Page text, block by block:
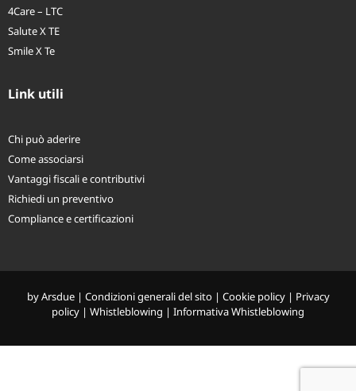
4Care – LTC
Salute X TE
Smile X Te
Link utili
Chi può aderire
Come associarsi
Vantaggi fiscali e contributivi
Richiedi un preventivo
Compliance e certificazioni
byArsdue| Condizioni generali del sito| Cookie policy| Privacy
policy | Whistleblowing | Informativa Whistleblowing